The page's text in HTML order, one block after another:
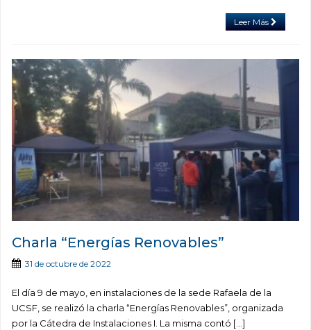
Leer Más
Charla “Energías Renovables”
31 de octubre de 2022
El día 9 de mayo, en instalaciones de la sede Rafaela de la
UCSF, se realizó la charla “Energías Renovables”, organizada
por la Cátedra de Instalaciones I. La misma contó […]